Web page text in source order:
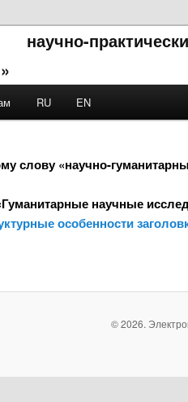
научно-
RU EN
слову «научно-
научные
особенности
© 2026.